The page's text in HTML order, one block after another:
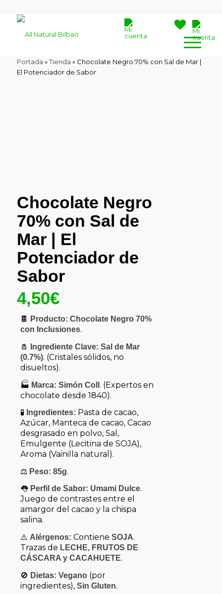
Portada »Tienda » Chocolate Negro 70% con Sal de Mar |
El Potenciador de Sabor
Chocolate Negro
70% con Sal de
Mar | El
Potenciador de
Sabor
4,50€
🍫 Producto: Chocolate Negro 70%
con Inclusiones.
🧂
Ingrediente Clave: Sal de Mar
(0.7%). (Cristales sólidos, no
disueltos).
🏭 Marca: Simón Coll . (Expertos en
chocolate desde 1840).
🧪 Ingredientes: Pasta de cacao,
Azúcar, Manteca de cacao, Cacao
desgrasado en polvo, Sal,
Emulgente (Lecitina de SOJA),
Aroma (Vainilla natural).
⚖️ Peso: 85g.
👅 Perfil de Sabor: Umami Dulce.
Juego de contrastes entre el
amargor del cacao y la chispa
salina.
⚠️ Alérgenos: Contiene SOJA.
Trazas de LECHE, FRUTOS DE
CÁSCARA y CACAHUETE.
🚫 Dietas: Vegano(por
ingredientes), Sin Gluten.